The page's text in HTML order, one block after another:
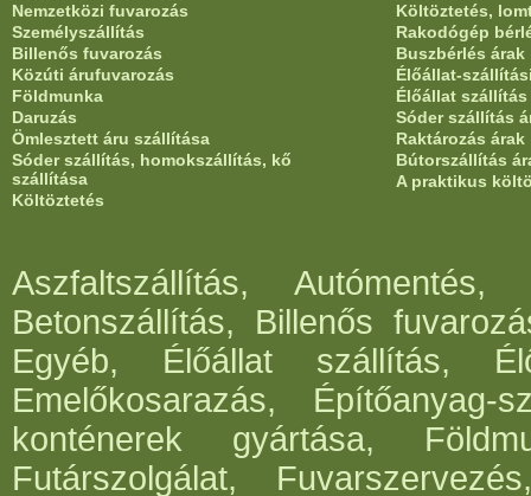
Nemzetközi fuvarozás
Személyszállítás
Billenős fuvarozás
Közúti árufuvarozás
Földmunka
Daruzás
Ömlesztett áru szállítása
Sóder szállítás, homokszállítás, kő
szállítása
Költöztetés
Költöztetés,
Rakodógép
Buszbérlés árak
Élőállat-
Élőállat
Sóder szállítás
Raktározás árak
Bútorszállítás
A praktikus
Aszfaltszállítás,
Betonszállítás, Billenős
Egyéb, Élőállat szállítás,
Emelőkosarazás,
konténerek gyártása,
Futárszolgálat,